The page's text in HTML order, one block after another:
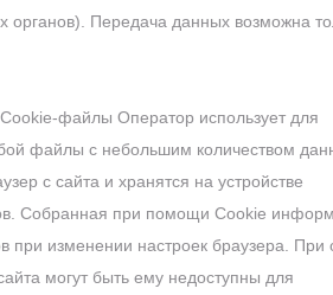
органов). Передача данных возможна
файлы Оператор использует для
файлы с небольшим количеством
с сайта и хранятся на устройстве
Собранная при помощи Сookie
при изменении настроек браузера. При
могут быть ему недоступны для